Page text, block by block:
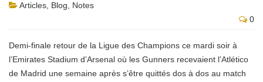
Articles Blog
Notes
0
Demi-finale retour de la Ligue des Champions ce mardi soir à
l’Emirates Stadium d’Arsenal où les Gunners recevaient l’Atlético
de Madrid une semaine après s’être quittés dos à dos au match